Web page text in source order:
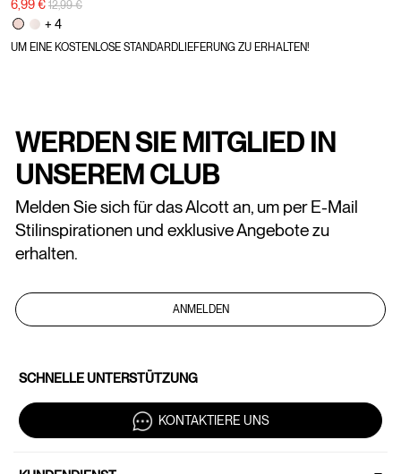
6,99 € Preisreduzierung von
12,99 €auf
+ 4
UM EINE KOSTENLOSE STANDARDLIEFERUNG ZU ERHALTEN!
WERDEN SIE MITGLIED IN
UNSEREM CLUB
Melden Sie sich für das Alcott an, um per E-Mail
Stilinspirationen und exklusive Angebote zu
erhalten.
ANMELDEN
SCHNELLE UNTERSTÜTZUNG
KONTAKTIERE UNS